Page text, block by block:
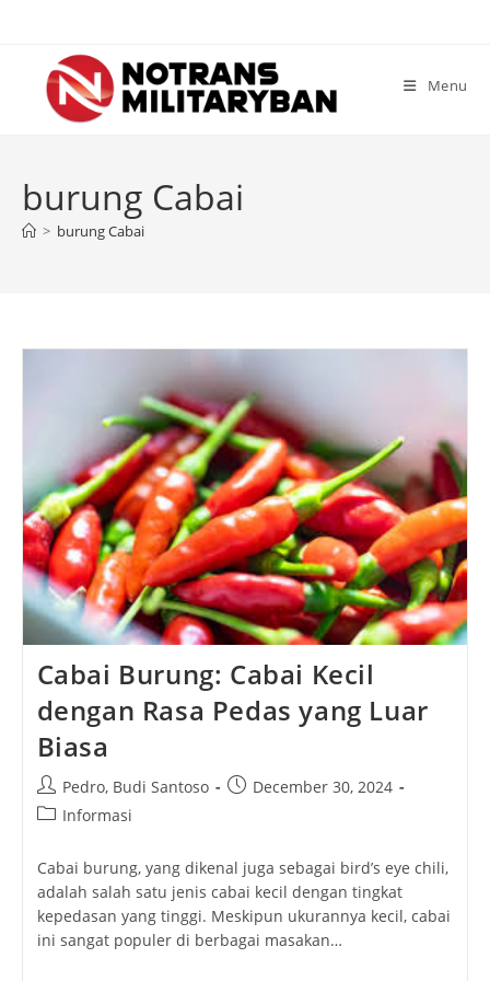
content
Menu
burung Cabai
> burung Cabai
Cabai Burung: Cabai Kecil
dengan Rasa Pedas yang Luar
Biasa
Post
author:
Pedro, Budi Santoso
PostDecember 30, 2024
PostInformasi
Cabai burung, yang dikenal juga sebagai bird’s eye chili,
adalah salah satu jenis cabai kecil dengan tingkat
kepedasan yang tinggi. Meskipun ukurannya kecil, cabai
ini sangat populer di berbagai masakan…